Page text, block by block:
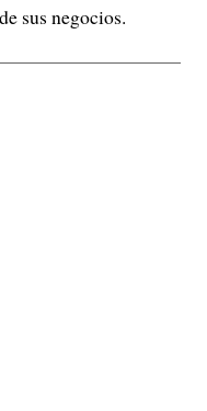
sus negocios.